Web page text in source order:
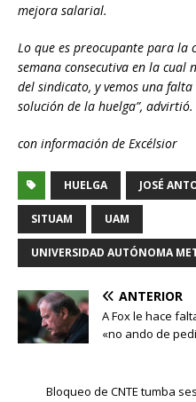
mejora salarial.
Lo que es preocupante para la
semana consecutiva en la cual
del sindicato, y vemos una
solución de la huelga”, advirtió.
con información de Excélsior
HUELGA JOSÉ
SITUAM UAM
UNIVERSIDAD AUTÓNOMA
ANTERIOR
A Fox le hace
«no ando de
Bloqueo de CNTE tumba